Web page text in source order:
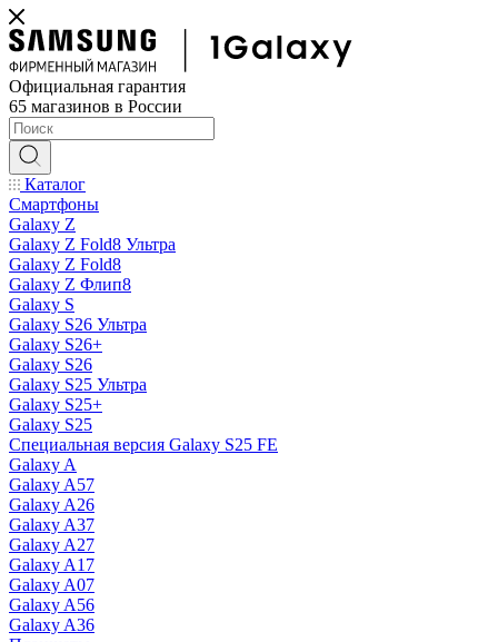
Официальная гарантия
65 магазинов в России
Каталог
Смартфоны
Galaxy Z
Galaxy Z Fold8 Ультра
Galaxy Z Fold8
Galaxy Z Флип8
Galaxy S
Galaxy S26 Ультра
Galaxy S26+
Galaxy S26
Galaxy S25 Ультра
Galaxy S25+
Galaxy S25
Специальная версия Galaxy S25 FE
Galaxy A
Galaxy A57
Galaxy A26
Galaxy A37
Galaxy A27
Galaxy A17
Galaxy A07
Galaxy A56
Galaxy A36